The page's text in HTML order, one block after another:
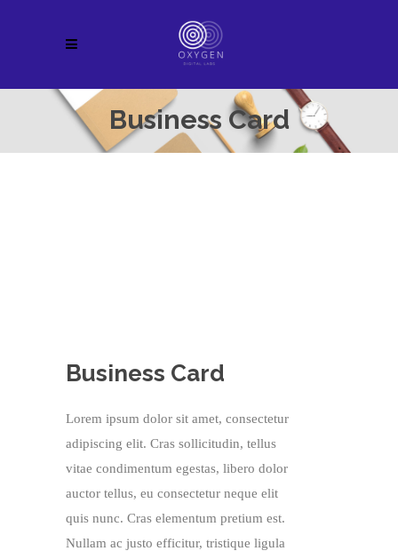
Business Card
Business Card
Lorem ipsum dolor sit amet, consectetur
adipiscing elit. Cras sollicitudin, tellus
vitae condimentum egestas, libero dolor
auctor tellus, eu consectetur neque elit
quis nunc. Cras elementum pretium est.
Nullam ac justo efficitur, tristique ligula